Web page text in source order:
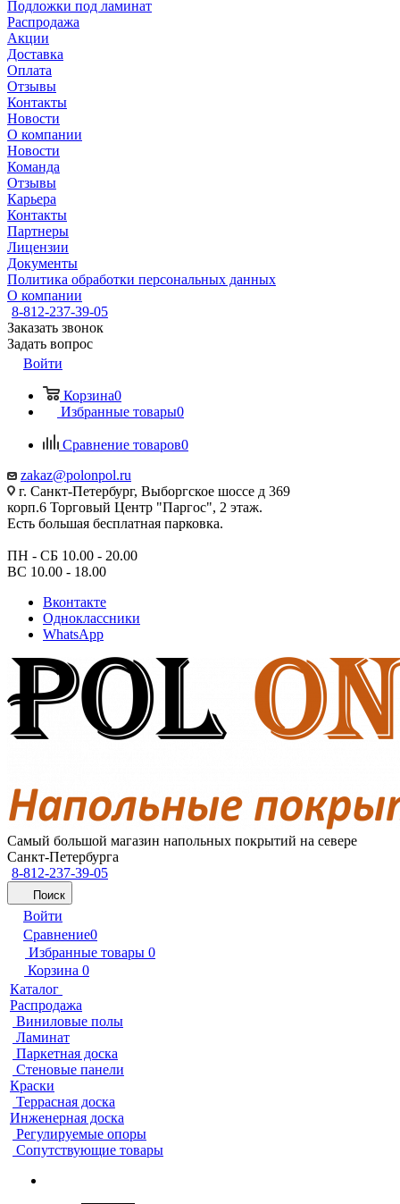
Подложки под ламинат
Распродажа
Акции
Доставка
Оплата
Отзывы
Контакты
Новости
О компании
Новости
Команда
Отзывы
Карьера
Контакты
Партнеры
Лицензии
Документы
Политика обработки персональных данных
О компании
8-812-237-39-05
Заказать звонок
Задать вопрос
Войти
Корзина0
Избранные товары0
Сравнение товаров0
zakaz@polonpol.ru
г. Санкт-Петербург, Выборгское шоссе д 369
корп.6 Торговый Центр "Паргос", 2 этаж.
Есть большая бесплатная парковка.
ПН - СБ 10.00 - 20.00
ВС 10.00 - 18.00
Вконтакте
Одноклассники
WhatsApp
Самый большой магазин напольных покрытий на севере
Санкт-Петербурга
8-812-237-39-05
Поиск
Войти
Сравнение0
Избранные товары 0
Корзина 0
Каталог
Распродажа
Виниловые полы
Ламинат
Паркетная доска
Стеновые панели
Краски
Террасная доска
Инженерная доска
Регулируемые опоры
Сопутствующие товары